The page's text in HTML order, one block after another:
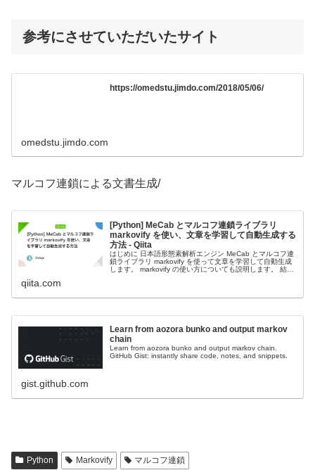
参考にさせていただいたサイト
https://omedstu.jimdo.com/2018/05/06/
omedstu.jimdo.com
マルコフ連鎖による文書生成/
[Python] MeCab とマルコフ連鎖ライブラリ
markovify を使い、文章を学習して自動生成する
方法 - Qiita
はじめに 日本語形態素解析エンジン MeCab とマルコフ連
鎖ライブラリ markovify を使って文章を学習して自動生成
します。 markovify の使い方についても説明します。 結果
qiita.com
Learn from aozora bunko and output markov
chain
Learn from aozora bunko and output markov chain.
GitHub Gist: instantly share code, notes, and snippets.
gist.github.com
Python Markovify マルコフ連鎖